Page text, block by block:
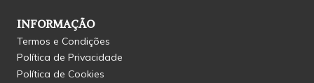
INFORMAÇÃO
Termos e Condições
Política de Privacidade
Política de Cookies